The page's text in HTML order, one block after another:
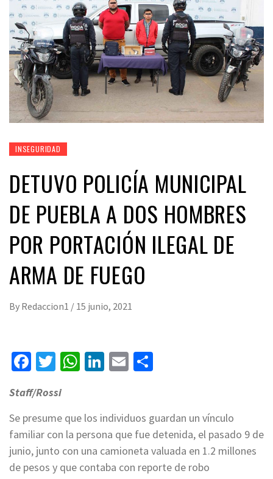
INSEGURIDAD
DETUVO POLICÍA MUNICIPAL
DE PUEBLA A DOS HOMBRES
POR PORTACIÓN ILEGAL DE
ARMA DE FUEGO
By Redaccion1 / 15 junio, 2021
Facebook
Twitter
WhatsApp
LinkedIn
Email
Staff/Rossi
Se presume que los individuos guardan un vínculo
familiar con la persona que fue detenida, el pasado 9 de
junio, junto con una camioneta valuada en 1.2 millones
de pesos y que contaba con reporte de robo